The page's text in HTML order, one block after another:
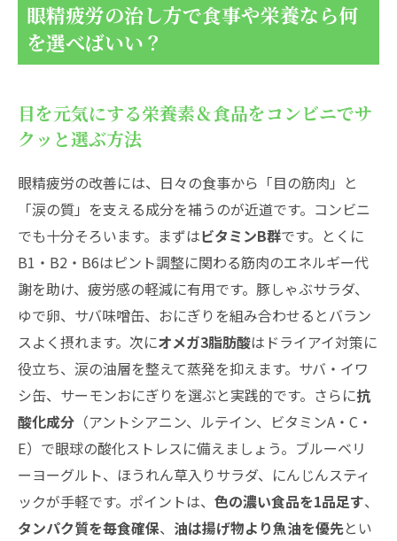
眼精疲労の治し方で食事や栄養なら何
を選べばいい？
目を元気にする栄養素＆食品をコンビニでサ
クッと選ぶ方法
眼精疲労の改善には、日々の食事から「目の筋肉」と
「涙の質」を支える成分を補うのが近道です。コンビニ
でも十分そろいます。まずはビタミンB群です。とくに
B1・B2・B6はピント調整に関わる筋肉のエネルギー代
謝を助け、疲労感の軽減に有用です。豚しゃぶサラダ、
ゆで卵、サバ味噌缶、おにぎりを組み合わせるとバラン
スよく摂れます。次にオメガ3脂肪酸はドライアイ対策に
役立ち、涙の油層を整えて蒸発を抑えます。サバ・イワ
シ缶、サーモンおにぎりを選ぶと実践的です。さらに抗
酸化成分 （アントシアニン、ルテイン、ビタミンA・C・
E）で眼球の酸化ストレスに備えましょう。ブルーベリ
ーヨーグルト、ほうれん草入りサラダ、にんじんスティ
ックが手軽です。ポイントは、 色の濃い食品を1品足す、
タンパク質を毎食確保、 油は揚げ物より魚油を優先とい